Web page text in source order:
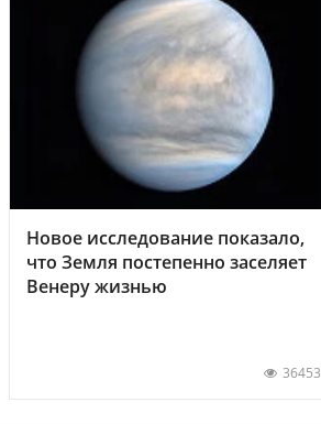
Новое исследование показало,
что Земля постепенно заселяет
Венеру жизнью
36453